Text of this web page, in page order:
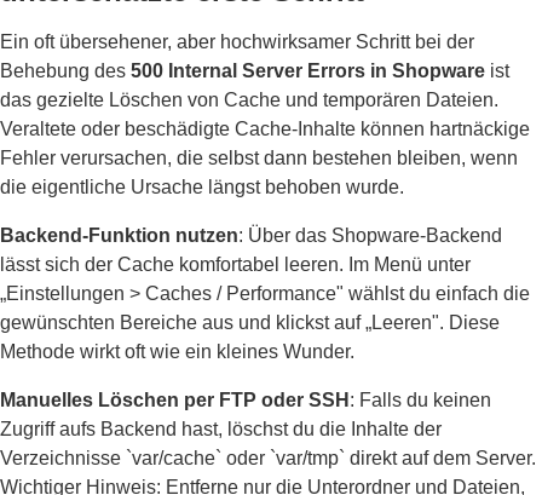
Ein oft übersehener, aber hochwirksamer Schritt bei der
Behebung des 500 Internal Server Errors in Shopware ist
das gezielte Löschen von Cache und temporären Dateien.
Veraltete oder beschädigte Cache-Inhalte können hartnäckige
Fehler verursachen, die selbst dann bestehen bleiben, wenn
die eigentliche Ursache längst behoben wurde.
Backend-Funktion nutzen: Über das Shopware-Backend
lässt sich der Cache komfortabel leeren. Im Menü unter
„Einstellungen > Caches / Performance" wählst du einfach die
gewünschten Bereiche aus und klickst auf „Leeren". Diese
Methode wirkt oft wie ein kleines Wunder.
Manuelles Löschen per FTP oder SSH : Falls du keinen
Zugriff aufs Backend hast, löschst du die Inhalte der
Verzeichnisse `var/cache` oder `var/tmp` direkt auf dem Server.
Wichtiger Hinweis: Entferne nur die Unterordner und Dateien,